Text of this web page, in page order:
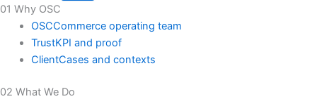
01 Why OSC
OSCCommerce operating team
TrustKPI and proof
ClientCases and contexts
02 What We Do